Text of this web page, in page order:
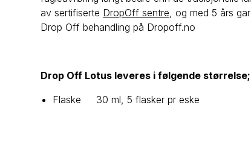
av sertifiserte DropOff sentre, og med 5 års
Drop Off behandling på Dropoff.no
Drop Off Lotus leveres i følgende størrelse;
Flaske 30 ml, 5 flasker pr eske